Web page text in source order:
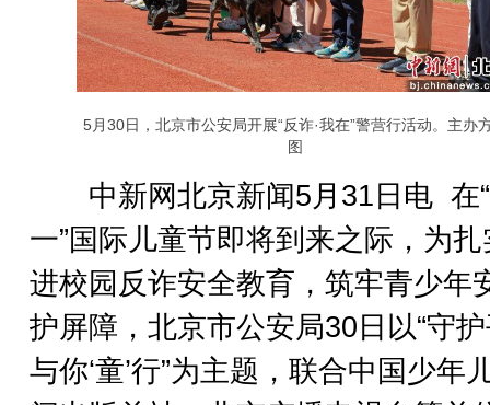
5月30日，北京市公安局开展“反诈·我在”警营行活动。主办
图
中新网北京新闻5月31日电 在
一”国际儿童节即将到来之际，为
进校园反诈安全教育，筑牢青少年
护屏障，北京市公安局30日以“守
与你‘童’行”为主题，联合中国少年